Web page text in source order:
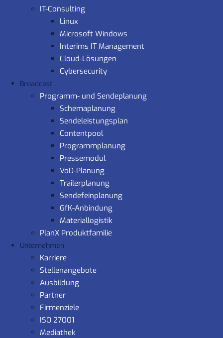
IT-Consulting
Linux
Microsoft Windows
Interims IT Management
Cloud-Lösungen
Cybersecurity
Broadcast
Programm- und Sendeplanung
Schemaplanung
Sendeleistungsplan
Contentpool
Programmplanung
Pressemodul
VoD-Planung
Trailerplanung
Sendefeinplanung
GfK-Anbindung
Materiallogistik
PlanX Produktfamilie
Unternehmen
Karriere
Stellenangebote
Ausbildung
Partner
Firmenziele
ISO 27001
Mediathek